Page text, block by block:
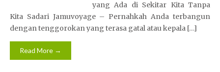
yang Ada di Sekitar Kita Tanpa
Kita Sadari Jamuvoyage – Pernahkah Anda terbangun
dengan tenggorokan yang terasa gatal atau kepala […]
Read More →